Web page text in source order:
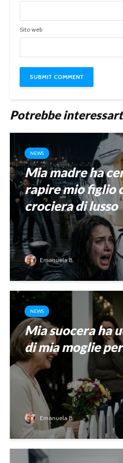
Sito web
Potrebbe
NEWS
Mia madre ha
rapire mio figlio
crociera di lusso
Emanuela B.
NEWS
Mia suocera ha
di mia moglie
Emanuela B.